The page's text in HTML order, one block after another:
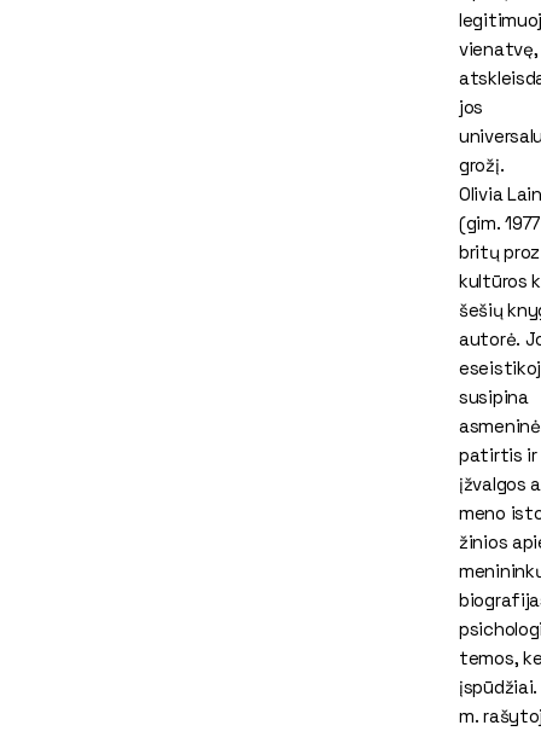
vienatvę,
jos
grožį.
Olivia
(gim.
britų
kultūros
šešių
autorė.
susipina
asmeninė
patirtis ir
įžvalgos
meno
žinios
temos,
įspūdžiai.
m.